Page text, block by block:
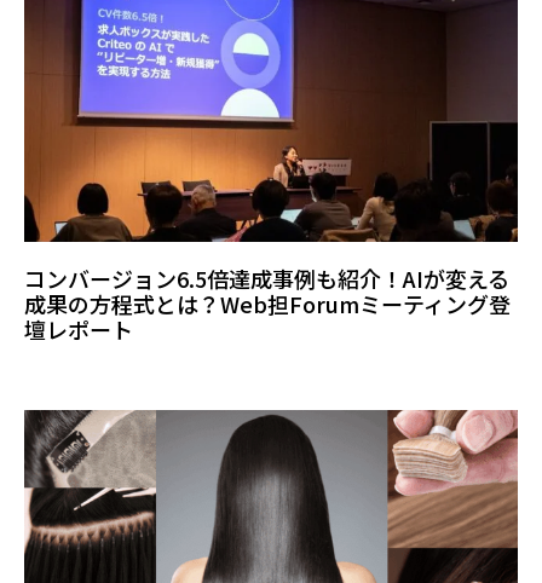
コンバージョン6.5倍達成事例も紹介！AIが変える
成果の方程式とは？Web担Forumミーティング登
壇レポート